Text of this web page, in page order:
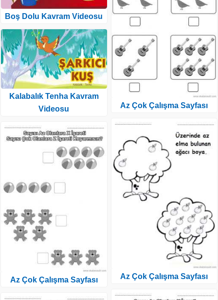
Boş Dolu Kavram Videosu
Kalabalık Tenha Kavram
Videosu
Az Çok Çalışma Sayfası
Az Çok Çalışma Sayfası
Az Çok Çalışma Sayfası